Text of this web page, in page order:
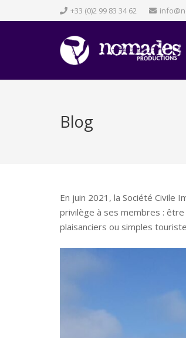
+33 (0)2 99 83 34 62
Blog
En juin 2021, la Société Civile
privilège à ses membres :
plaisanciers ou simples